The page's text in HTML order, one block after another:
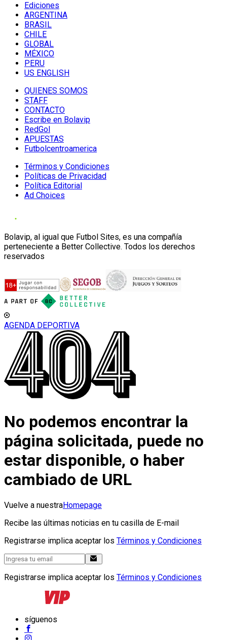
Ediciones
ARGENTINA
BRASIL
CHILE
GLOBAL
MÉXICO
PERU
US ENGLISH
QUIENES SOMOS
STAFF
CONTACTO
Escribe en Bolavip
RedGol
APUESTAS
Futbolcentroamerica
Términos y Condiciones
Políticas de Privacidad
Política Editorial
Ad Choices
Bolavip, al igual que Futbol Sites, es una compañía
perteneciente a Better Collective. Todos los derechos
reservados
AGENDA DEPORTIVA
No podemos encontrar la
página solicitada, puede no
estar disponible, o haber
cambiado de URL
Vuelve a nuestraHomepage
Recibe las últimas noticias en tu casilla de E-mail
Registrarse implica aceptar los Términos y Condiciones
Registrarse implica aceptar los Términos y Condiciones
síguenos